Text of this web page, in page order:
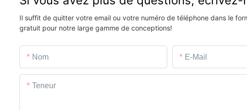
Il suffit de quitter votre email ou votre numéro de téléphone dans le
gratuit pour notre large gamme de conceptions!
Nom E-Mail
Teneur